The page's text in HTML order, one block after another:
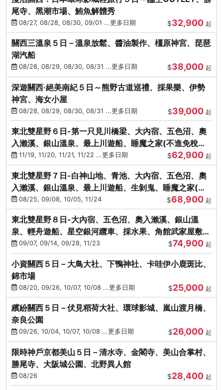
尾寺、黑潮市場、鮪魚解體秀
08/27, 08/28, 08/30, 09/01 ...更多日期 $32,900 起
關西三溫泉５日－溫泉放鬆、醬油製作、橿原神宮、琵琶
湖汽船
08/28, 08/29, 08/30, 08/31 ...更多日期 $38,000 起
深遊關西·絕美南紀５日～熊野古道巡禮、採果樂、伊勢
神宮、海女小屋
08/28, 08/29, 08/30, 08/31 ...更多日期 $39,000 起
東北雙星野６日-第一只見川橋梁、大內宿、五色沼、奧
入瀨溪、銀山溫泉、最上川遊船、睡魔之家(不進免稅店)
(仙/青)
11/19, 11/20, 11/21, 11/22 ...更多日期 $62,900 起
東北雙星野７日-白神山地、青池、大內宿、五色沼、奧
入瀨溪、銀山溫泉、最上川遊船、生剝鬼、睡魔之家(不
進免稅店)(仙/青)
08/25, 09/08, 10/05, 11/24 $68,900 起
東北雙星野８日-大內宿、五色沼、奧入瀨溪、銀山溫
泉、輕舟遊船、星空銀河纜車、採水果、角館武家屋敷
(不進免稅店)(仙/青)
09/07, 09/14, 09/28, 11/23 $74,900 起
小資關西５日－大鳥大社、下鴨神社、卡哇伊小鹿斑比、
錦市場
08/20, 09/26, 10/07, 10/08 ...更多日期 $25,000 起
繽紛關西５日－伏見稻荷大社、環球影城、嵐山渡月橋、
奈良公園
09/26, 10/04, 10/07, 10/08 ...更多日期 $26,000 起
限時神戶京都美山５日－清水寺、金閣寺、美山合掌村、
勝尾寺、大阪城公園、北野異人館
08/26 $28,400 起